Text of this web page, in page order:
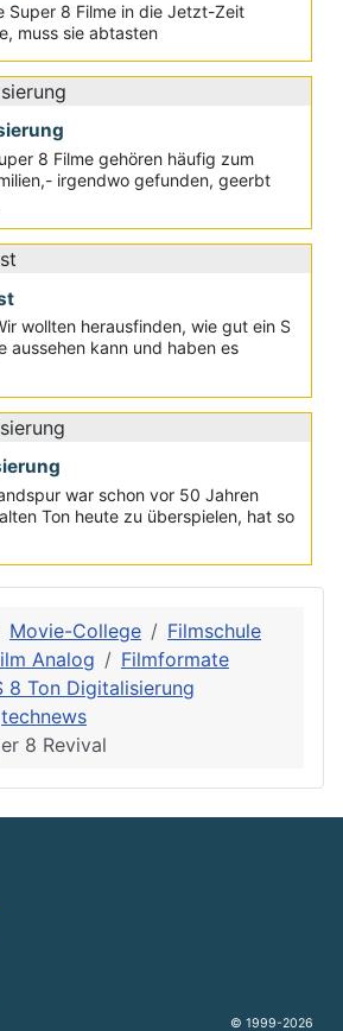
Super 8 Filme in die Jetzt-Zeit
muss sie abtasten
8 Filme gehören häufig zum
irgendwo gefunden, geerbt
wollten herausfinden, wie gut ein S
aussehen kann und haben es
war schon vor 50 Jahren
Ton heute zu überspielen, hat so
Movie-College
Filmschule
Analog
Filmformate
8 Ton Digitalisierung
technews
8 Revival
© 1999-2026